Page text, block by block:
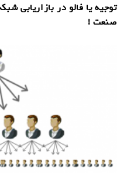
توجیه یا فالو در بازاریابی
صنعت !